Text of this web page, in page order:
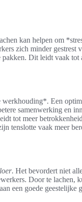
kan helpen om
zich minder gestrest
pakken. Dit leidt vaak tot
werkhouding*. Een
samenwerking en
tot meer
tenslotte vaak meer
. Het bevordert niet
Door te lachen,
een goede geestelijke